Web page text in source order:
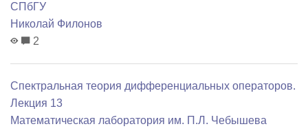
СПбГУ
Николай Филонов
2
Спектральная теория дифференциальных операторов.
Лекция 13
Математичеcкая лаборатория им. П.Л. Чебышева